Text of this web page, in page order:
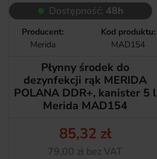
Dostępność: 48h
Producent:
Merida
Kod produktu:
MAD154
Płynny środek do
dezynfekcji rąk MERIDA
POLANA DDR+, kanister 5 l
Merida MAD154
Cena
85,32 zł
Netto
79,00 zł bez VAT